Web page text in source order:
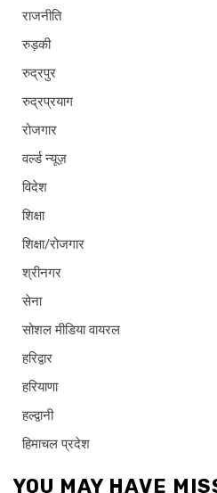
राजनीति
रुड़की
रुद्रपुर
रुद्रप्रयाग
रोजगार
वर्ल्ड न्यूज़
विदेश
शिक्षा
शिक्षा/रोजगार
श्रीनगर
सेना
सोशल मीडिया वायरल
हरिद्वार
हरियाणा
हल्द्वानी
हिमाचल प्रदेश
YOU MAY HAVE